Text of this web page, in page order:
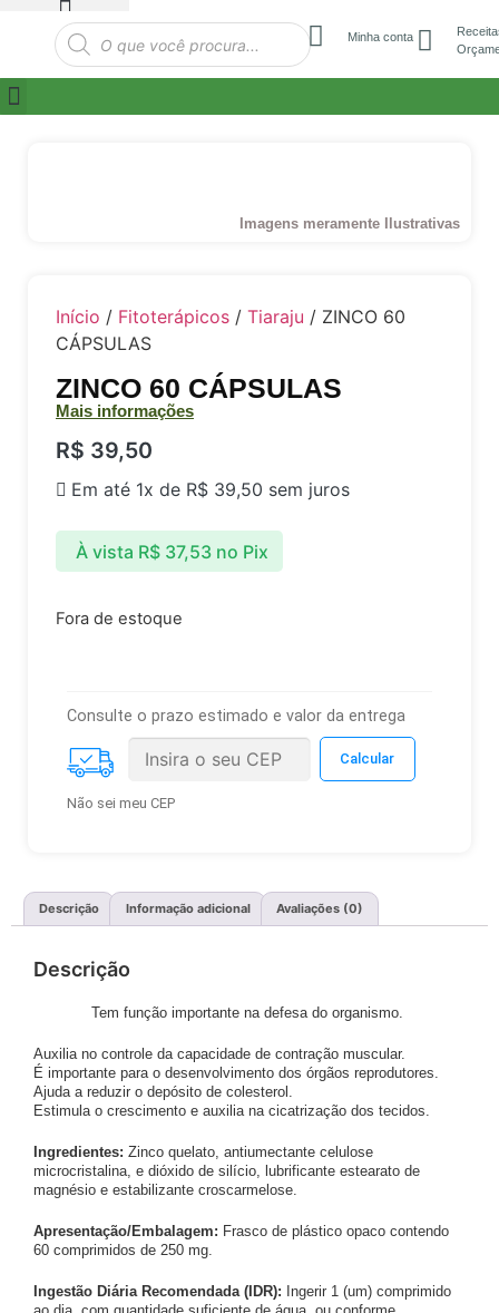
Minha conta
Imagens meramente Ilustrativas
Início / Fitoterápicos / Tiaraju / ZINCO 60
CÁPSULAS
ZINCO 60 CÁPSULAS
Mais informações
R$ 39,50
Em até 1x de R$ 39,50 sem juros
À vista R$37,53 no Pix
Fora de estoque
Consulte o prazo estimado e valor da entrega
Não sei meu CEP
Descrição Informação adicional Avaliações (0)
Descrição
Tem função importante na defesa do organismo.
Auxilia no controle da capacidade de contração muscular.
É importante para o desenvolvimento dos órgãos reprodutores.
Ajuda a reduzir o depósito de colesterol.
Estimula o crescimento e auxilia na cicatrização dos tecidos.
Ingredientes: Zinco quelato, antiumectante celulose
microcristalina, e dióxido de silício, lubrificante estearato de
magnésio e estabilizante croscarmelose.
Apresentação/Embalagem: Frasco de plástico opaco contendo
60 comprimidos de 250 mg.
Ingestão Diária Recomendada (IDR): Ingerir 1 (um) comprimido